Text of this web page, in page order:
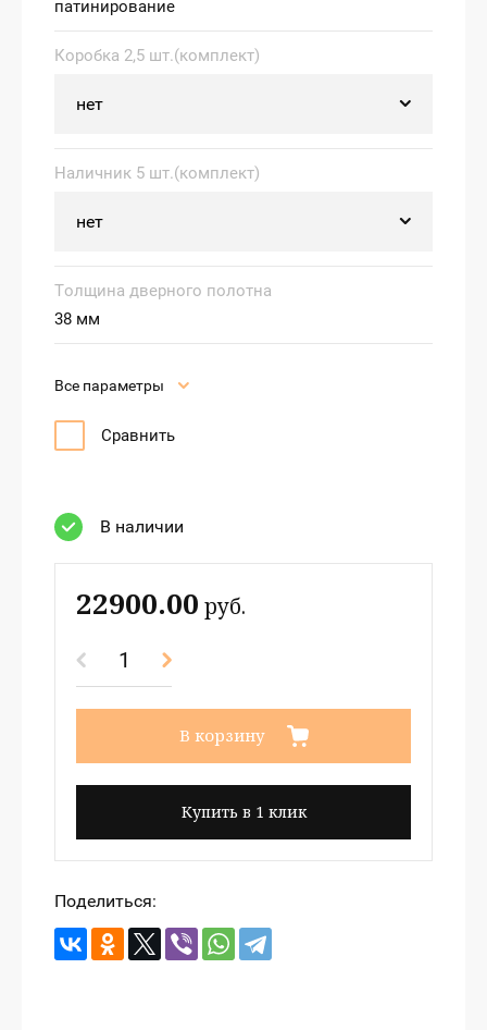
патинирование
Коробка 2,5 шт.(комплект)
Наличник 5 шт.(комплект)
Толщина дверного полотна
38 мм
Все параметры
Сравнить
В наличии
22900.00 руб.
В корзину
Купить в 1 клик
Поделиться: